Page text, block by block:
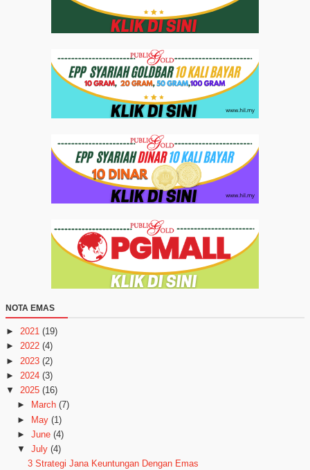
NOTA EMAS
► 2021 (19)
► 2022 (4)
► 2023 (2)
► 2024 (3)
▼
2025 (16)
►
March (7)
► May (1)
► June (4)
▼
July (4)
3 Strategi Jana Keuntungan Dengan Emas